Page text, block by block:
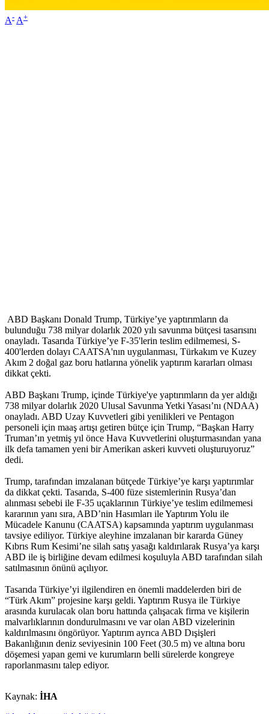
A- A+
ABD Başkanı Donald Trump, Türkiye’ye yaptırımların da
bulunduğu 738 milyar dolarlık 2020 yılı savunma bütçesi tasarısını
onayladı. Tasarıda Türkiye’ye F-35'lerin teslim edilmemesi, S-
400'lerden dolayı CAATSA'nın uygulanması, Türkakım ve Kuzey
Akım 2 doğal gaz boru hatlarına yönelik yaptırım kararları olması
dikkat çekti.
ABD Başkanı Trump, içinde Türkiye'ye yaptırımların da yer aldığı
738 milyar dolarlık 2020 Ulusal Savunma Yetki Yasası’nı (NDAA)
onayladı. ABD Uzay Kuvvetleri gibi yenilikleri ve Pentagon
personeli için maaş artışı getiren bütçe için Trump, “Başkan Harry
Truman’ın yetmiş yıl önce Hava Kuvvetlerini oluşturmasından yana
ilk defa tamamen yeni bir Amerikan askeri kuvveti oluşturuyoruz”
dedi.
Trump, tarafından imzalanan bütçede Türkiye’ye karşı yaptırımlar
da dikkat çekti. Tasarıda, S-400 füze sistemlerinin Rusya’dan
alınması sebebi ile F-35 uçaklarının Türkiye’ye teslim edilmemesi
kararının yanı sıra, ABD’nin Hasımları ile Yaptırım Yolu ile
Mücadele Kanunu (CAATSA) kapsamında yaptırım uygulanması
tavsiye ediliyor. Türkiye aleyhine imzalanan bir kararda Güney
Kıbrıs Rum Kesimi’ne silah satış yasağı kaldırılarak Rusya’ya karşı
ABD ile iş birliğine devam edilmesi koşuluyla ABD tarafından silah
satılmasının önünü açılıyor.
Tasarıda Türkiye’yi ilgilendiren en önemli maddelerden biri de
“Türk Akım” projesine karşı geldi. Yaptırım Rusya ile Türkiye
arasında kurulacak olan boru hattında çalışacak firma ve kişilerin
malvarlıklarının dondurulmasını ve var olan ABD vizelerinin
kaldırılmasını öngörüyor. Yaptırım ayrıca ABD Dışişleri
Bakanlığının deniz seviyesinin 100 Feet (30.5 m) ve altına boru
döşemesi yapan gemi ve kurumların belli sürelerde kongreye
raporlanmasını talep ediyor.
Kaynak: İHA